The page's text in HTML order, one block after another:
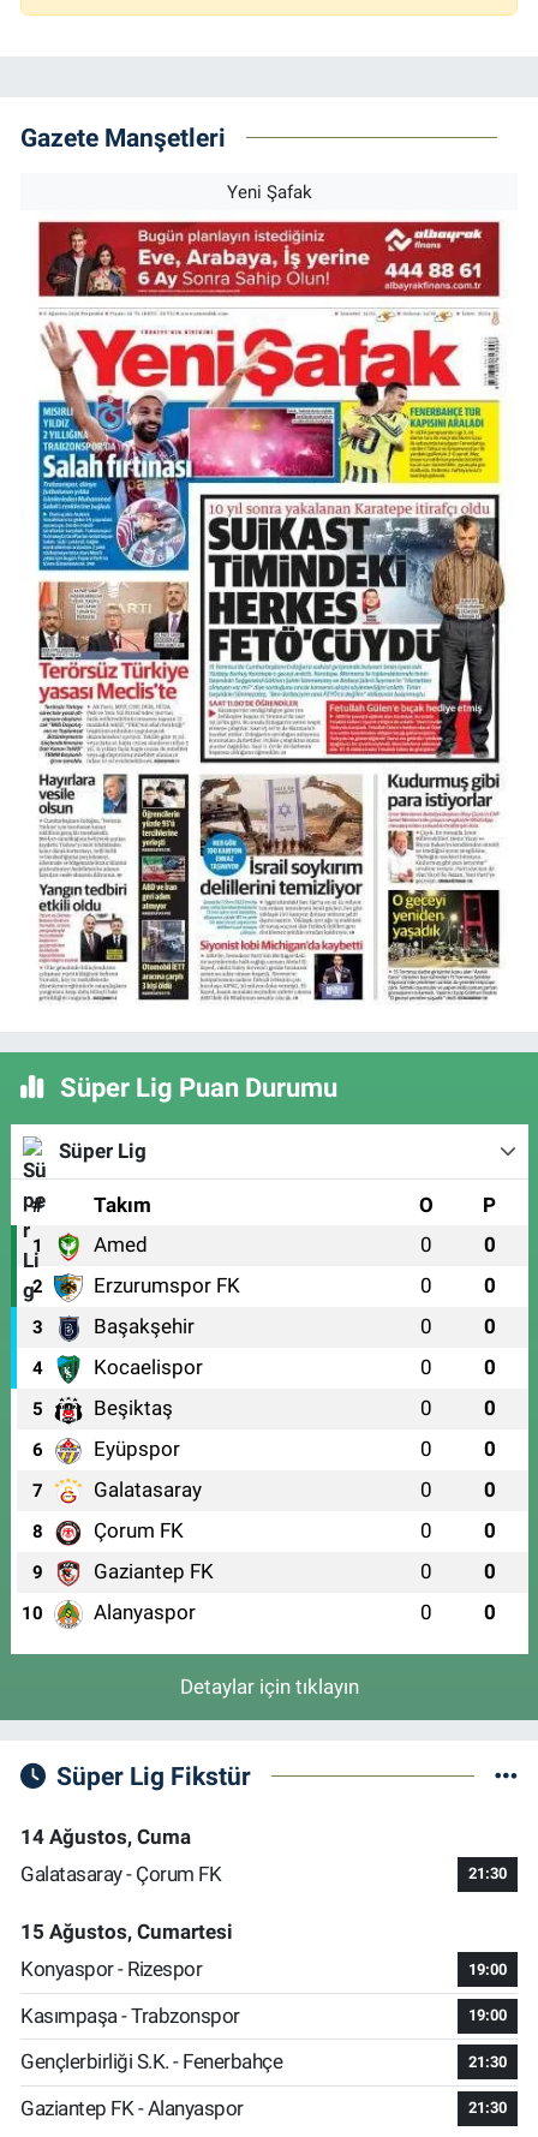
Gazete Manşetleri
Yeni Şafak
Süper Lig Puan Durumu
Süper Lig
# Takım O P
1 Amed 0 0
2 Erzurumspor FK 0 0
3 Başakşehir 0 0
4 Kocaelispor 0 0
5 Beşiktaş 0 0
6 Eyüpspor 0 0
7 Galatasaray 0 0
8 Çorum FK 0 0
9 Gaziantep FK 0 0
10 Alanyaspor 0 0
Detaylar için tıklayın
Süper Lig Fikstür
14 Ağustos, Cuma
Galatasaray - Çorum FK
21:30
15 Ağustos, Cumartesi
Konyaspor - Rizespor
19:00
Kasımpaşa - Trabzonspor 19:00
Gençlerbirliği S.K. - Fenerbahçe 21:30
Gaziantep FK - Alanyaspor 21:30